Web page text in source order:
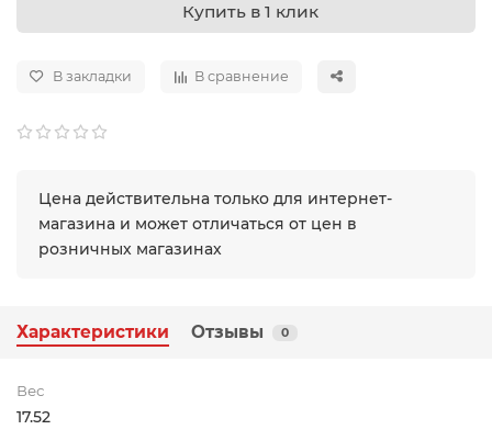
Купить в 1 клик
В закладки В сравнение
Цена действительна только для интернет-
магазина и может отличаться от цен в
розничных магазинах
Характеристики Отзывы 0
Вес
17.52